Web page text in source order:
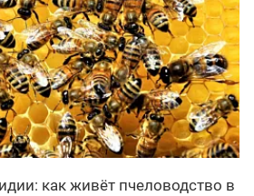
как живёт пчеловодство в